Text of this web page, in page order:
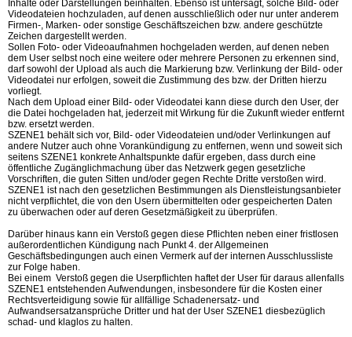
Inhalte oder Darstellungen beinhalten. Ebenso ist untersagt, solche Bild- oder
Videodateien hochzuladen, auf denen ausschließlich oder nur unter anderem
Firmen-, Marken- oder sonstige Geschäftszeichen bzw. andere geschützte
Zeichen dargestellt werden.
Sollen Foto- oder Videoaufnahmen hochgeladen werden, auf denen neben
dem User selbst noch eine weitere oder mehrere Personen zu erkennen sind,
darf sowohl der Upload als auch die Markierung bzw. Verlinkung der Bild- oder
Videodatei nur erfolgen, soweit die Zustimmung des bzw. der Dritten hierzu
vorliegt.
Nach dem Upload einer Bild- oder Videodatei kann diese durch den User, der
die Datei hochgeladen hat, jederzeit mit Wirkung für die Zukunft wieder entfernt
bzw. ersetzt werden.
SZENE1 behält sich vor, Bild- oder Videodateien und/oder Verlinkungen auf
andere Nutzer auch ohne Vorankündigung zu entfernen, wenn und soweit sich
seitens SZENE1 konkrete Anhaltspunkte dafür ergeben, dass durch eine
öffentliche Zugänglichmachung über das Netzwerk gegen gesetzliche
Vorschriften, die guten Sitten und/oder gegen Rechte Dritte verstoßen wird.
SZENE1 ist nach den gesetzlichen Bestimmungen als Dienstleistungsanbieter
nicht verpflichtet, die von den Usern übermittelten oder gespeicherten Daten
zu überwachen oder auf deren Gesetzmäßigkeit zu überprüfen.
Darüber hinaus kann ein Verstoß gegen diese Pflichten neben einer fristlosen
außerordentlichen Kündigung nach Punkt 4. der Allgemeinen
Geschäftsbedingungen auch einen Vermerk auf der internen Ausschlussliste
zur Folge haben.
Bei einem Verstoß gegen die Userpflichten haftet der User für daraus allenfalls
SZENE1 entstehenden Aufwendungen, insbesondere für die Kosten einer
Rechtsverteidigung sowie für allfällige Schadenersatz- und
Aufwandsersatzansprüche Dritter und hat der User SZENE1 diesbezüglich
schad- und klaglos zu halten.